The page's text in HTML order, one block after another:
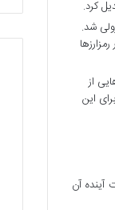
شد.
بازار رمزارزها
هایی از
این
آینده آن